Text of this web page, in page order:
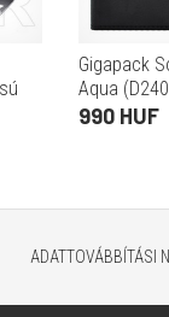
Gigapack
Aqua
hatású
990 HUF
ADATTOVÁBBÍTÁSI